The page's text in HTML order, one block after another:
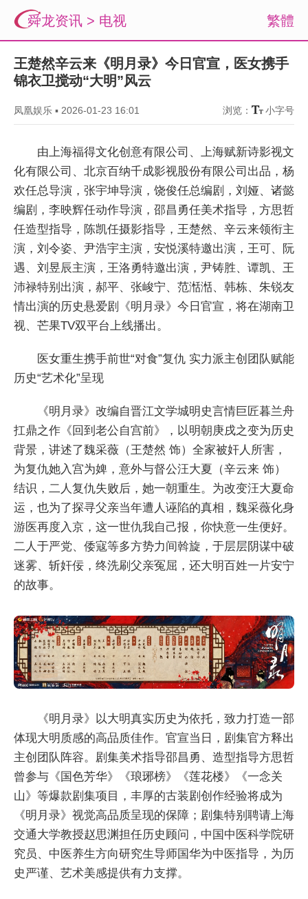
繁體
舜龙资讯 > 电视
王楚然辛云来《明月录》今日官宣，医女携手
锦衣卫搅动“大明”风云
凤凰娱乐 ▪ 2026-01-23 16:01 浏览： 小字号
由上海福得文化创意有限公司、上海赋新诗影视文
化有限公司、北京百纳千成影视股份有限公司出品，杨
欢任总导演，张宇坤导演，饶俊任总编剧，刘娅、诸懿
编剧，李映辉任动作导演，邵昌勇任美术指导，方思哲
任造型指导，陈凯任摄影指导，王楚然、辛云来领衔主
演，刘令姿、尹浩宇主演，安悦溪特邀出演，王可、阮
遇、刘昱辰主演，王洛勇特邀出演，尹铸胜、谭凯、王
沛禄特别出演，郝平、张峻宁、范湉湉、韩栋、朱锐友
情出演的历史悬爱剧《明月录》今日官宣，将在湖南卫
视、芒果TV双平台上线播出。
医女重生携手前世“对食”复仇 实力派主创团队赋能
历史“艺术化”呈现
《明月录》改编自晋江文学城明史言情巨匠暮兰舟
扛鼎之作《回到老公自宫前》，以明朝庚戌之变为历史
背景，讲述了魏采薇（王楚然 饰）全家被奸人所害，
为复仇她入宫为婢，意外与督公汪大夏（辛云来 饰）
结识，二人复仇失败后，她一朝重生。为改变汪大夏命
运，也为了探寻父亲当年遭人诬陷的真相，魏采薇化身
游医再度入京，这一世仇我自己报，你快意一生便好。
二人于严党、倭寇等多方势力间斡旋，于层层阴谋中破
迷雾、斩奸佞，终洗刷父亲冤屈，还大明百姓一片安宁
的故事。
《明月录》以大明真实历史为依托，致力打造一部
体现大明质感的高品质佳作。官宣当日，剧集官方释出
主创团队阵容。剧集美术指导邵昌勇、造型指导方思哲
曾参与《国色芳华》《琅琊榜》《莲花楼》《一念关
山》等爆款剧集项目，丰厚的古装剧创作经验将成为
《明月录》视觉高品质呈现的保障；剧集特别聘请上海
交通大学教授赵思渊担任历史顾问，中国中医科学院研
究员、中医养生方向研究生导师国华为中医指导，为历
史严谨、艺术美感提供有力支撑。